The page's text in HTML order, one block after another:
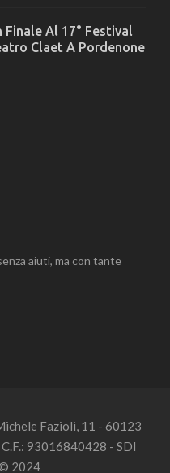
Finale Al 17° Festival
Claet A Pordenone
aiuti, ma con tante
Fazioli, 11 - 60123
93016840428 - SDI
2024